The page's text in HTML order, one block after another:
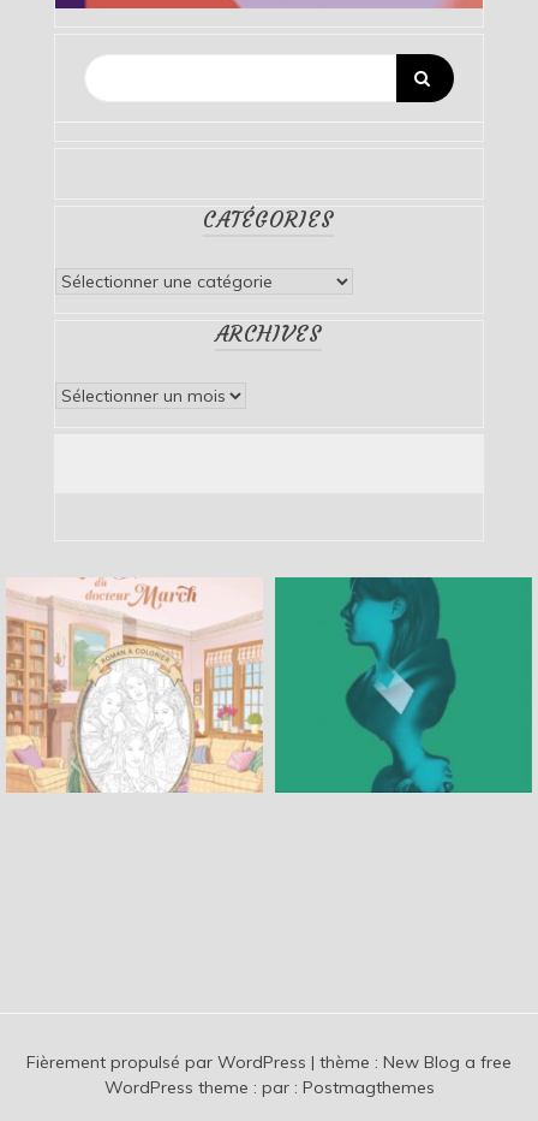
CATÉGORIES
Catégories
ARCHIVES
Archives
Fièrement propulsé par WordPress | thème : New Blog a free
WordPress theme : par : Postmagthemes